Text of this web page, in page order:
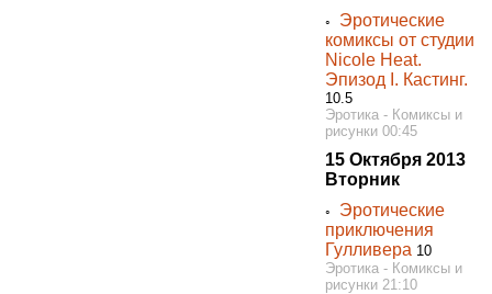
◦ Эротические
комиксы от студии
Nicole Heat.
Эпизод I. Кастинг.
10.5
Эротика - Комиксы и
рисунки 00:45
15 Октября 2013
Вторник
◦ Эротические
приключения
Гулливера 10
Эротика - Комиксы и
рисунки 21:10